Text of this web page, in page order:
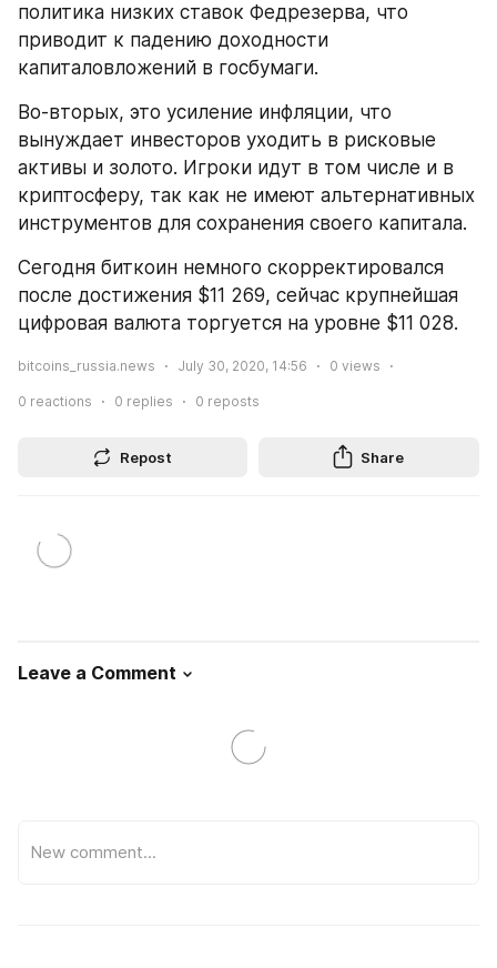
политика низких ставок Федрезерва, что
приводит к падению доходности
капиталовложений в госбумаги.
Во-вторых, это усиление инфляции, что
вынуждает инвесторов уходить в рисковые
активы и золото. Игроки идут в том числе и в
криптосферу, так как не имеют альтернативных
инструментов для сохранения своего капитала.
Сегодня биткоин немного скорректировался
после достижения $11 269, сейчас крупнейшая
цифровая валюта торгуется на уровне $11 028.
bitcoins_russia.news July 30, 2020, 14:56 0 views
0 reactions 0 replies 0 reposts
Repost Share
Leave a Comment